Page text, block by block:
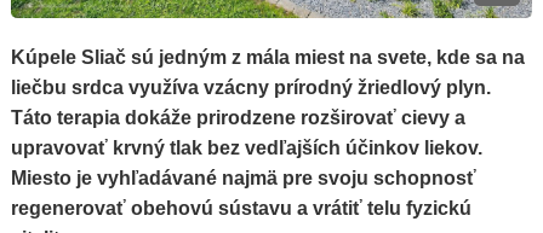
Kúpele Sliač sú jedným z mála miest na svete, kde sa na
liečbu srdca využíva vzácny prírodný žriedlový plyn.
Táto terapia dokáže prirodzene rozširovať cievy a
upravovať krvný tlak bez vedľajších účinkov liekov.
Miesto je vyhľadávané najmä pre svoju schopnosť
regenerovať obehovú sústavu a vrátiť telu fyzickú